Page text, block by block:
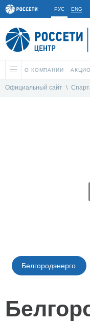
РУС ENG
О КОМПАНИИ
Официальный сайт \
Белгородэнерго